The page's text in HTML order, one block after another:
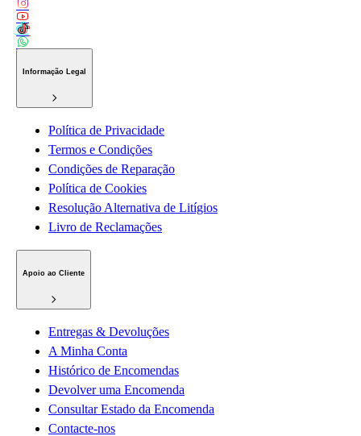
Informação Legal
Política de Privacidade
Termos e Condições
Condições de Reparação
Política de Cookies
Resolução Alternativa de Litígios
Livro de Reclamações
Apoio ao Cliente
Entregas & Devoluções
A Minha Conta
Histórico de Encomendas
Devolver uma Encomenda
Consultar Estado da Encomenda
Contacte-nos